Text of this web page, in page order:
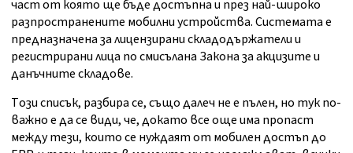
част от която ще бъде достъпна и през най-широко
разпространените мобилни устройства. Системата е
предназначена за лицензирани складодържатели и
регистрирани лица по смисълана Закона за акцизите и
данъчните складове.
Tози списък, разбира се, също далеч не е пълен, но тук по-
важно е да се види, че, докато все още има пропаст
между тези, които се нуждаят от мобилен достъп до